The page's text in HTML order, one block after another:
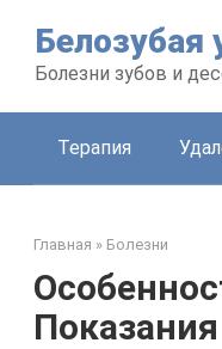
Белозубая
Болезни зубов и
Терапия
Главная » Болезни